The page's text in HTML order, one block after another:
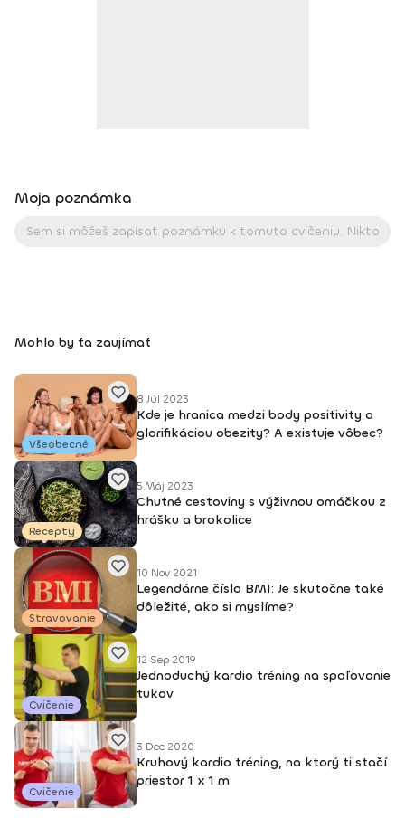
Moja poznámka
Mohlo by ťa zaujímať
Všeobecné
8 Júl 2023
Kde je hranica medzi body positivity a
glorifikáciou obezity? A existuje vôbec?
Recepty
5 Máj 2023
Chutné cestoviny s výživnou omáčkou z
hrášku a brokolice
Stravovanie
10 Nov 2021
Legendárne číslo BMI: Je skutočne také
dôležité, ako si myslíme?
Cvičenie
12 Sep 2019
Jednoduchý kardio tréning na spaľovanie
tukov
Cvičenie
3 Dec 2020
Kruhový kardio tréning, na ktorý ti stačí
priestor 1 x 1 m